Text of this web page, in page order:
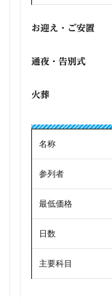
お迎え・ご安置
通夜・告別式
火葬
名称
参列者
最低価格
日数
主要科目